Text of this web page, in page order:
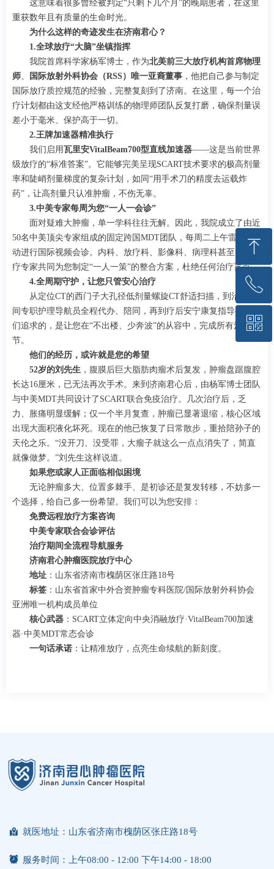
这意味着很多曾经被判定“只剩下几个月”的晚期患者，在这里
重获数年且有质量的生命时光。
为什么这样的奇迹发生在济南君心？
1.全球放疗“大脑”坐镇指挥
我院首席科学家杨军博士，作为北美前三大放疗机构首席物理
师、 国际放射外科协会（RSS）唯一亚裔董事 ，他把自己参与制定
国际放疗质控规范的经验，完整复刻到了济南。在这里，每一个治
疗计划都由这支经他严格训练的物理师团队反复打磨，确保剂量误
差小于毫米、保护高于一切。
2.王牌加速器精准执行
我们启用瓦里安VitalBeam700型直线加速器——这是当前世界
级放疗的“标准答案”。它能够完美呈现SCART技术要求的极高剂量
率和陡峭剂量梯度的复杂计划，如同“用手术刀的精度去运载炸
药”，让高剂量只认准肿瘤，不伤无辜。
3.中美专家每周为您“一人一会诊”
面对疑难大肿瘤，单一学科往往无解。因此，我院成立了由近
50名中美顶尖专家组成的固定跨国MDT团队，每周二上午雷打不
动进行国际视频会诊。内科、放疗科、影像科、病理科甚至免疫治
疗专家共同为您制定“一人一策”的整合方案，杜绝任何治疗盲点。
4.全周期守护，让您只管安心治疗
从定位CT的西门子大孔径低剂量螺旋CT舒适扫描，到治疗期
间专职护理导航员全程代办、陪同，再到疗后安宁康复指导——我
们追求的，是让您在“不出楼、少奔波”的从容中，完成所有治疗环
节。
他们的经历，或许就是您的希望
52岁的刘先生 ，腹膜后巨大脂肪肉瘤术后复发，肿瘤盘踞腹腔
长达16厘米，已无法再次手术。来到济南君心后，由杨军博士团队
与中美MDT共同设计了SCART联合免疫治疗。几次治疗后，乏
力、胀痛明显缓解；仅一个半月复查，肿瘤已显著退缩，核心区域
出现大面积液化坏死。现在的他已恢复了日常散步，重拾陪孙子的
天伦之乐。“没开刀、没受罪，大瘤子就这么一点点消失了，简直
就像做梦。”刘先生这样说道。
如果您或家人正面临相似困境
无论肿瘤多大、位置多棘手、是初诊还是复发转移，不妨多一
个选择，给自己多一份希望。我们可以为您安排：
免费远程放疗方案咨询
中美专家联合会诊评估
治疗期间全流程导航服务
济南君心肿瘤医院放疗中心
地址 ：山东省济南市槐荫区张庄路18号
标签 ：山东省首家中外合资肿瘤专科医院/国际放射外科协会
亚洲唯一机构成员单位
核心武器 ：SCART立体定向中央消融放疗·VitalBeam700加速
器·中美MDT常态会诊
一句话承诺 ：让精准放疗，点亮生命续航的新刻度。
낕 就医地址：山东省济南市槐荫区张庄路18号
뀥 服务时间：上午08:00 - 12:00 下午14:00 - 18:00
ꁸ
回到顶部
ꂅ
185-6004-3040
ꀥ